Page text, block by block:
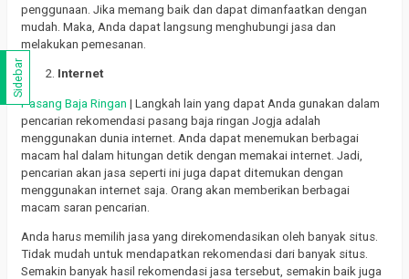
penggunaan. Jika memang baik dan dapat dimanfaatkan dengan
mudah. Maka, Anda dapat langsung menghubungi jasa dan
melakukan pemesanan.
Internet
Pasang Baja Ringan | Langkah lain yang dapat Anda gunakan dalam
pencarian rekomendasi pasang baja ringan Jogja adalah
menggunakan dunia internet. Anda dapat menemukan berbagai
macam hal dalam hitungan detik dengan memakai internet. Jadi,
pencarian akan jasa seperti ini juga dapat ditemukan dengan
menggunakan internet saja. Orang akan memberikan berbagai
macam saran pencarian.
Anda harus memilih jasa yang direkomendasikan oleh banyak situs.
Tidak mudah untuk mendapatkan rekomendasi dari banyak situs.
Semakin banyak hasil rekomendasi jasa tersebut, semakin baik juga
Sidebar